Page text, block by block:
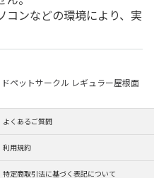
コンなどの環境により、実
ペットサークル レギュラー屋根面
よくあるご質問
利用規約
特定商取引法に基づく表記について